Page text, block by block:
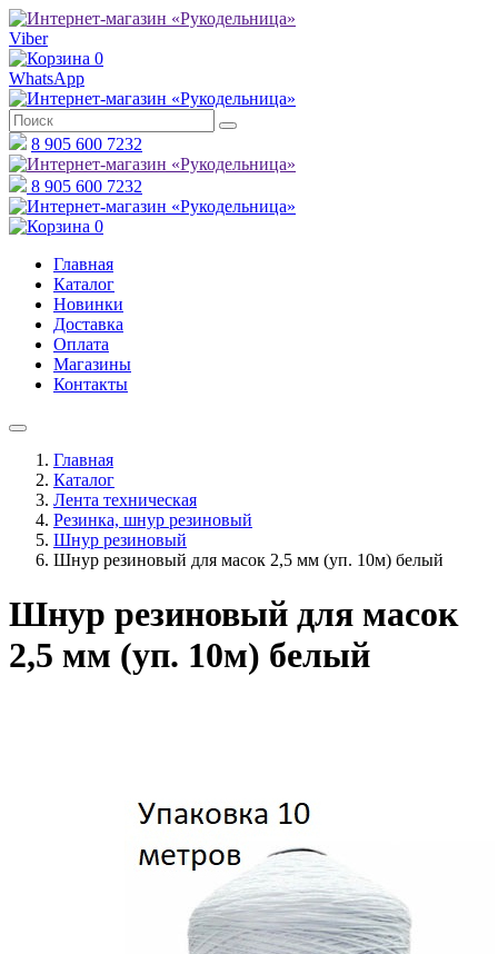
Viber
0
WhatsApp
8 905 600 7232
8 905 600 7232
0
Главная
Каталог
Новинки
Доставка
Оплата
Магазины
Контакты
Главная
Каталог
Лента техническая
Резинка, шнур резиновый
Шнур резиновый
Шнур резиновый для масок 2,5 мм (уп. 10м) белый
Шнур резиновый для масок
2,5 мм (уп. 10м) белый